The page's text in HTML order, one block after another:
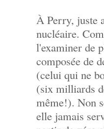
À Perry, juste
nucléaire.
l'examiner de
composée de
(celui qui ne
(six milliards
même!). Non
elle jamais